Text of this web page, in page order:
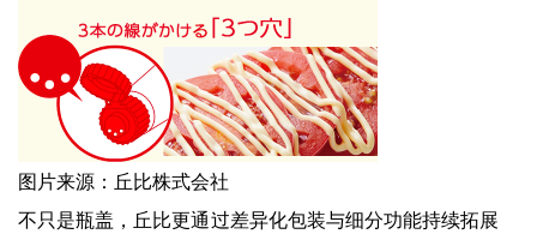
图片来源：丘比株式会社
不只是瓶盖，丘比更通过差异化包装与细分功能持续拓展